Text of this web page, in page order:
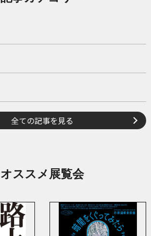
全ての記事を見る
オススメ展覧会